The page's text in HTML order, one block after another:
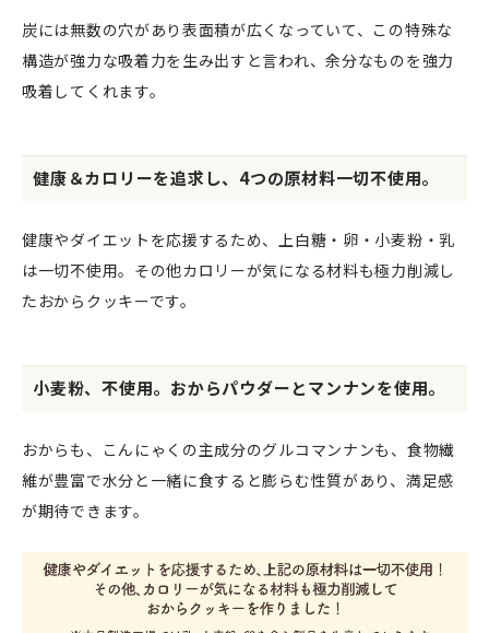
炭には無数の穴があり表面積が広くなっていて、この特殊な
構造が強力な吸着力を生み出すと言われ、余分なものを強力
吸着してくれます。
健康＆カロリーを追求し、4つの原材料一切不使用。
健康やダイエットを応援するため、上白糖・卵・小麦粉・乳
は一切不使用。その他カロリーが気になる材料も極力削減し
たおからクッキーです。
小麦粉、不使用。おからパウダーとマンナンを使用。
おからも、こんにゃくの主成分のグルコマンナンも、食物繊
維が豊富で水分と一緒に食すると膨らむ性質があり、満足感
が期待できます。